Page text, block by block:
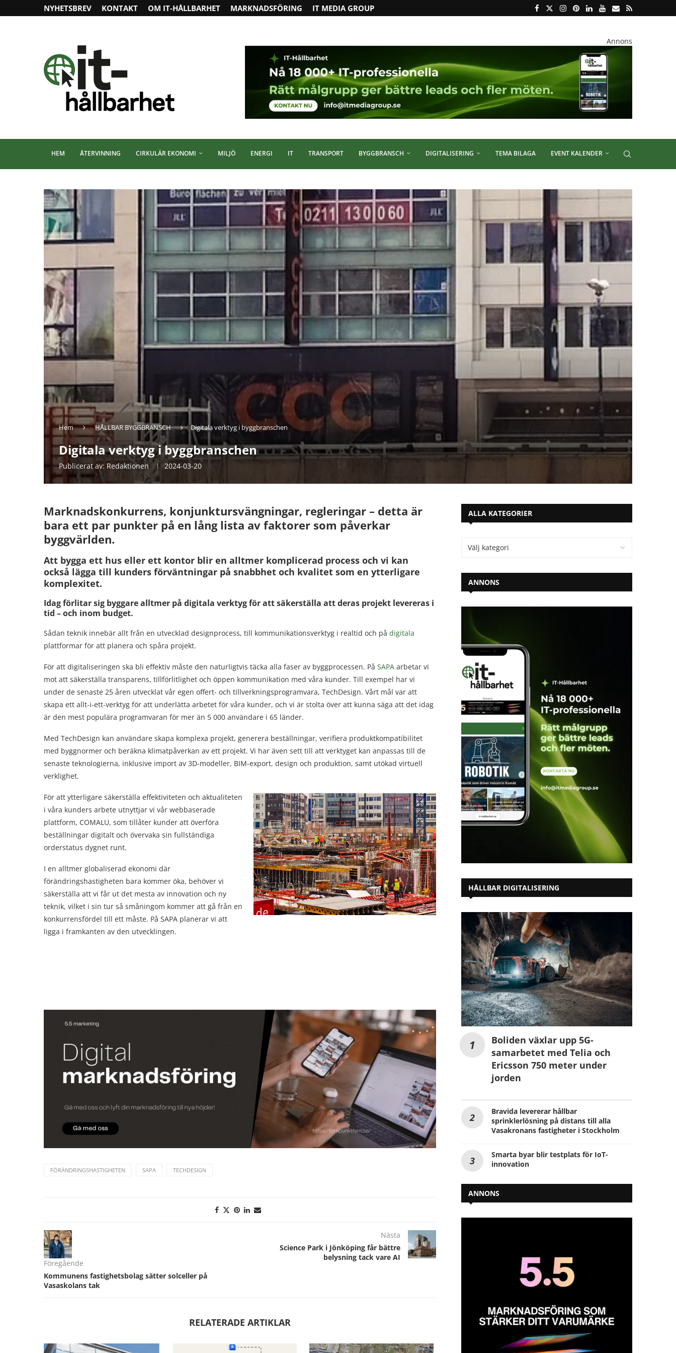
NYHETSBREV KONTAKT OM IT-HÅLLBARHET MARKNADSFÖRING IT MEDIA GROUP
Annons
HEM ÅTERVINNING CIRKULÄR EKONOMI MILJÖ ENERGI IT TRANSPORT BYGGBRANSCH DIGITALISERING TEMA BILAGA EVENT KALENDER
Hem HÅLLBAR BYGGBRANSCH Digitala verktyg i byggbranschen
Digitala verktyg i byggbranschen
Publicerat av: Redaktionen 2024-03-20
Marknadskonkurrens, konjunktursvängningar, regleringar – detta är
bara ett par punkter på en lång lista av faktorer som påverkar
byggvärlden.
Att bygga ett hus eller ett kontor blir en alltmer komplicerad process och vi kan
också lägga till kunders förväntningar på snabbhet och kvalitet som en ytterligare
komplexitet.
Idag förlitar sig byggare alltmer på digitala verktyg för att säkerställa att deras projekt levereras i
tid – och inom budget.
Sådan teknik innebär allt från en utvecklad designprocess, till kommunikationsverktyg i realtid och på digitala
plattformar för att planera och spåra projekt.
För att digitaliseringen ska bli effektiv måste den naturligtvis täcka alla faser av byggprocessen. På SAPA arbetar vi
mot att säkerställa transparens, tillförlitlighet och öppen kommunikation med våra kunder. Till exempel har vi
under de senaste 25 åren utvecklat vår egen offert- och tillverkningsprogramvara, TechDesign. Vårt mål var att
skapa ett allt-i-ett-verktyg för att underlätta arbetet för våra kunder, och vi är stolta över att kunna säga att det idag
är den mest populära programvaran för mer än 5 000 användare i 65 länder.
Med TechDesign kan användare skapa komplexa projekt, generera beställningar, verifiera produktkompatibilitet
med byggnormer och beräkna klimatpåverkan av ett projekt. Vi har även sett till att verktyget kan anpassas till de
senaste teknologierna, inklusive import av 3D-modeller, BIM-export, design och produktion, samt utökad virtuell
verklighet.
För att ytterligare säkerställa effektiviteten och aktualiteten
i våra kunders arbete utnyttjar vi vår webbaserade
plattform, COMALU, som tillåter kunder att överföra
beställningar digitalt och övervaka sin fullständiga
orderstatus dygnet runt.
I en alltmer globaliserad ekonomi där
förändringshastigheten bara kommer öka, behöver vi
säkerställa att vi får ut det mesta av innovation och ny
teknik, vilket i sin tur så småningom kommer att gå från en
konkurrensfördel till ett måste. På SAPA planerar vi att
ligga i framkanten av den utvecklingen.
FÖRÄNDRINGSHASTIGHETEN SAPA TECHDESIGN
Föregående
Kommunens fastighetsbolag sätter solceller på
Vasaskolans tak
Nästa
Science Park i Jönköping får bättre
belysning tack vare AI
RELATERADE ARTIKLAR
ALLA KATEGORIER
ANNONS
HÅLLBAR DIGITALISERING
Boliden växlar upp 5G-
samarbetet med Telia och
Ericsson 750 meter under
jorden
Bravida levererar hållbar
sprinklerlösning på distans till alla
Vasakronans fastigheter i Stockholm
Smarta byar blir testplats för IoT-
innovation
ANNONS